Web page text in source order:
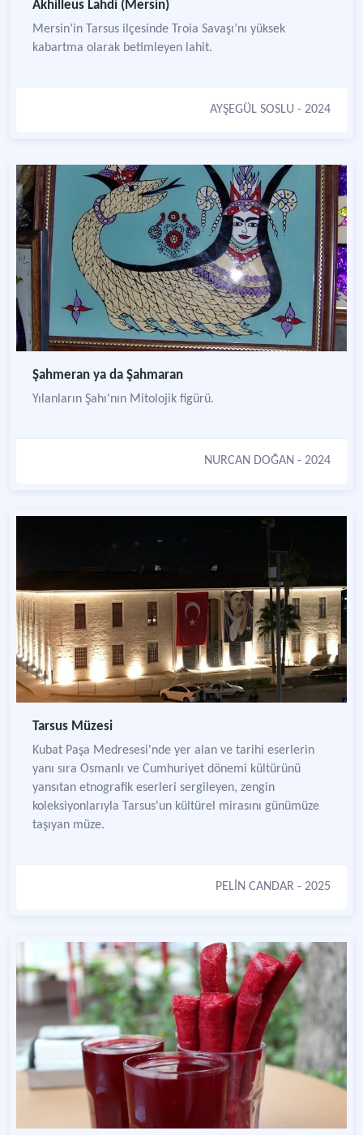
Akhilleus Lahdi (Mersin)
Mersin’in Tarsus ilçesinde Troia Savaşı’nı yüksek
kabartma olarak betimleyen lahit.
AYŞEGÜL SOSLU - 2024
Şahmeran ya da Şahmaran
Yılanların Şahı'nın Mitolojik figürü.
NURCAN DOĞAN - 2024
Tarsus Müzesi
Kubat Paşa Medresesi'nde yer alan ve tarihi eserlerin
yanı sıra Osmanlı ve Cumhuriyet dönemi kültürünü
yansıtan etnografik eserleri sergileyen, zengin
koleksiyonlarıyla Tarsus'un kültürel mirasını günümüze
taşıyan müze.
PELİN CANDAR - 2025